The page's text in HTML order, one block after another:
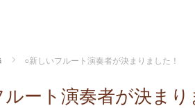
○新しいフルート演奏者が決まりました！
ート演奏者が決まり